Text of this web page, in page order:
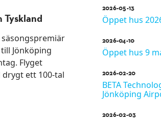
Jönköping
Flyget
ett 100-tal
2026-05-13
Öppet hus
2026-04-10
Öppet hus 9
2026-02-20
BETA
Jönköping
2026-02-03